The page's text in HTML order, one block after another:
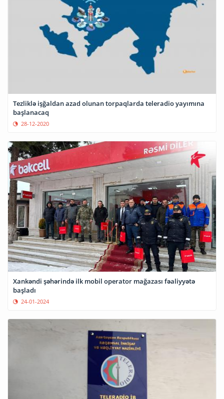
Tezliklə işğaldan azad olunan torpaqlarda teleradio yayımına
başlanacaq
28-12-2020
Xankəndi şəhərində ilk mobil operator mağazası fəaliyyətə
başladı
24-01-2024